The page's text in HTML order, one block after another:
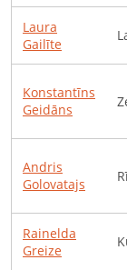
Laura
Gailīte
Konstantīns
Geidāns
Andris
Golovatajs
Rainelda
Greize